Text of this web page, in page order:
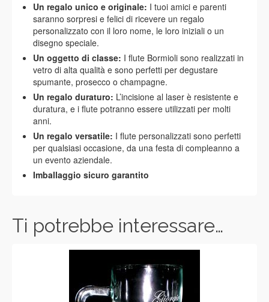
Un regalo unico e originale: I tuoi amici e parenti
saranno sorpresi e felici di ricevere un regalo
personalizzato con il loro nome, le loro iniziali o un
disegno speciale.
Un oggetto di classe: I flute Bormioli sono realizzati in
vetro di alta qualità e sono perfetti per degustare
spumante, prosecco o champagne.
Un regalo duraturo: L’incisione al laser è resistente e
duratura, e i flute potranno essere utilizzati per molti
anni.
Un regalo versatile: I flute personalizzati sono perfetti
per qualsiasi occasione, da una festa di compleanno a
un evento aziendale.
Imballaggio sicuro garantito
Ti potrebbe interessare…